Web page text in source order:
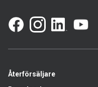
Återförsäljare